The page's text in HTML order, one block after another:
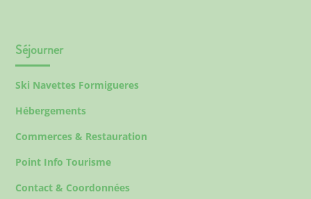
Séjourner
Ski Navettes Formigueres
Hébergements
Commerces & Restauration
Point Info Tourisme
Contact & Coordonnées